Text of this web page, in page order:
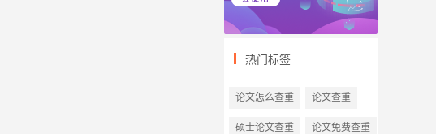
热门标签
论文怎么查重 论文查重
硕士论文查重 论文免费查重